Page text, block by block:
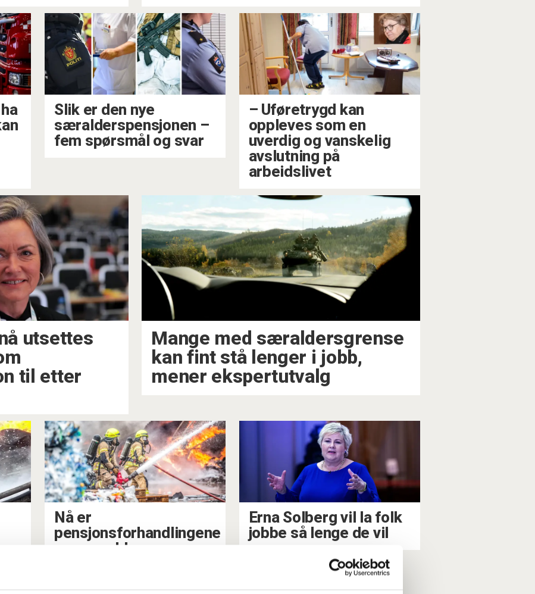
Slik er den nye
særalderspensjonen –⁠
fem spørsmål og svar
–⁠ Uføretrygd kan
oppleves som en
uverdig og vanskelig
avslutning på
arbeidslivet
utsettes
til etter
Mange med særaldersgrense
kan fint stå lenger i jobb,
mener ekspertutvalg
Nå er
pensjonsforhandlingene
om særaldersgrenser
Erna Solberg vil la folk
jobbe så lenge de vil